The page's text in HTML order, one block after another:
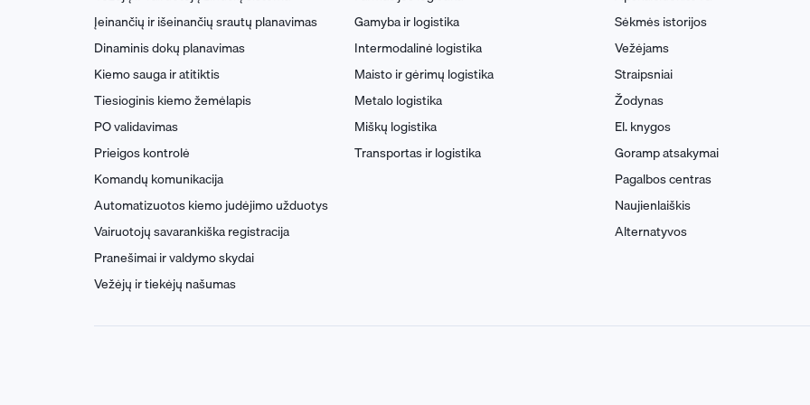
Įeinančių ir išeinančių srautų planavimas
Dinaminis dokų planavimas
Kiemo sauga ir atitiktis
Tiesioginis kiemo žemėlapis
PO validavimas
Prieigos kontrolė
Komandų komunikacija
Automatizuotos kiemo judėjimo užduotys
Vairuotojų savarankiška registracija
Pranešimai ir valdymo skydai
Vežėjų ir tiekėjų našumas
Gamyba ir logistika
Intermodalinė logistika
Maisto ir gėrimų logistika
Metalo logistika
Miškų logistika
Transportas ir logistika
Sėkmės istorijos
Vežėjams
Straipsniai
Žodynas
El. knygos
Goramp atsakymai
Pagalbos centras
Naujienlaiškis
Alternatyvos